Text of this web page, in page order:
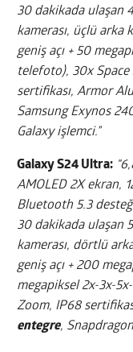
30 dakikada ulaşan
kamerası, üçlü arka
geniş açı + 50
telefoto), 30x
sertifikası, Armor
Samsung Exynos
Galaxy işlemci.”
Galaxy S24 Ultra:
AMOLED 2X ekran,
Bluetooth 5.3
30 dakikada ulaşan
kamerası, dörtlü
geniş açı + 200
megapiksel 2x-3x-
Zoom, IP68
entegre,